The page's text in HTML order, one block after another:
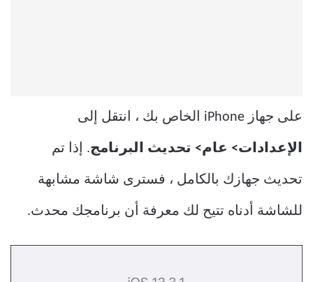
على جهاز iPhone الخاص بك ، انتقل إلى
الإعدادات> عام> تحديث البرنامج. إذا تم
تحديث جهازك بالكامل ، فسترى شاشة مشابهة
للشاشة أدناه تتيح لك معرفة أن برنامجك محدث.